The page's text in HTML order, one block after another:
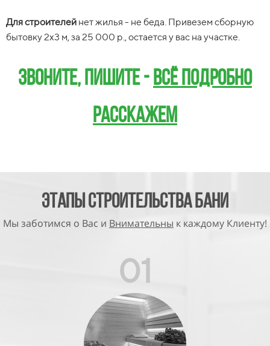
Для строителей нет жилья - не беда. Привезем сборную
бытовку 2х3 м, за 25 000 р., остается у вас на участке.
Звоните, пишите -всё подробно
расскажем
бытовку 2х3 м, за 25 000 р., остается у вас на участке.
Звоните, пишите - всё подробно
расскажем
Этапы Строительства БАНИ
Мы заботимся о Вас и Внимательны к каждому Клиенту!
01